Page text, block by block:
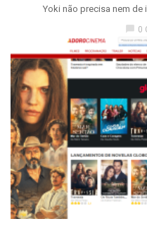
Yoki não precisa nem de
0